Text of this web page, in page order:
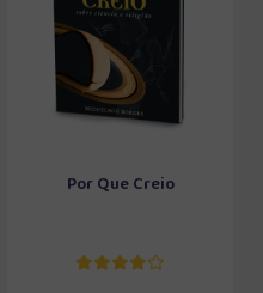
Por Que Creio